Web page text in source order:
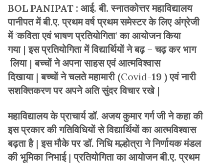
BOL PANIPAT : आई. बी. स्नातकोत्तर महाविद्यालय
पानीपत में बी.ए. प्रथम वर्ष प्रथम समेस्टर के लिए अंग्रेजी
में‘कविता एवं भाषण प्रतियोगिता’का आयोजन किया
गया |इस प्रतियोगिता में विद्यार्थियों ने बढ़ –चढ़ कर भाग
लिया |बच्चों ने अपना साहस एवं आत्मविश्वास
दिखाया |बच्चों ने चलते महामारी (Covid-19 ) एवं नारी
सशक्तिकरण पर अपने अति सुंदर विचार रखे |
महाविद्यालय के प्राचार्य डॉ. अजय कुमार गर्ग जी ने कहा की
इस प्रकार की गतिविधियों से विद्यार्थियों का आत्मविश्वास
बढ़ता है |इस मौके पर डॉ. निधि मल्होत्रा ने निर्णायक मंडल
की भूमिका निभाई |प्रतियोगिता का आयोजन बी.ए. प्रथम